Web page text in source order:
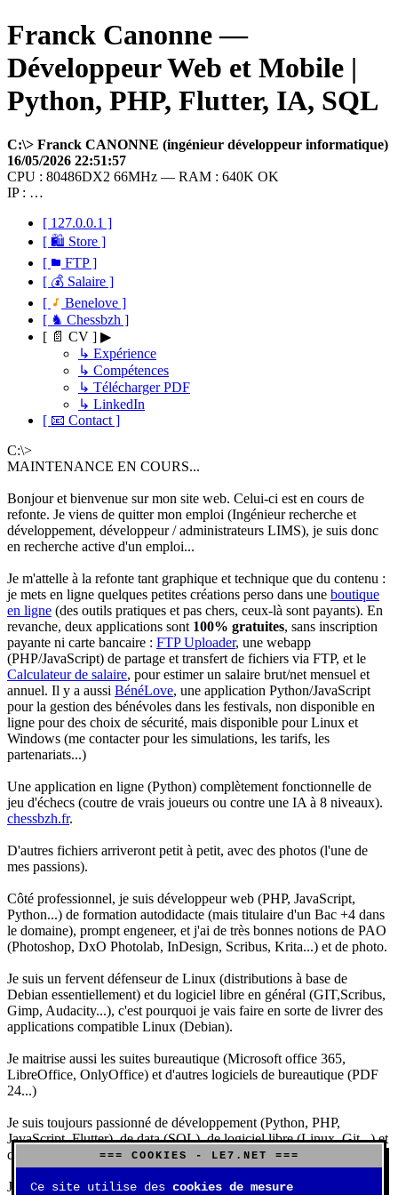
Franck Canonne —
Développeur Web et Mobile |
Python, PHP, Flutter, IA, SQL
C:\> Franck CANONNE (ingénieur développeur informatique)
16/05/2026 22:51:57
CPU : 80486DX2 66MHz — RAM : 640K OK
IP : …
[ 127.0.0.1 ]
[ 🛍 Store ]
[
FTP ]
[ 💰 Salaire ]
[
Benelove ]
[ ♞ Chessbzh ]
[ 📄 CV ] ▶
↳ Expérience
↳ Compétences
↳ Télécharger PDF
↳ LinkedIn
[ 📧 Contact ]
C:\>
MAINTENANCE EN COURS...
Bonjour et bienvenue sur mon site web. Celui-ci est en cours de
refonte. Je viens de quitter mon emploi (Ingénieur recherche et
développement, développeur / administrateurs LIMS), je suis donc
en recherche active d'un emploi...
Je m'attelle à la refonte tant graphique et technique que du contenu :
je mets en ligne quelques petites créations perso dans une boutique
en ligne (des outils pratiques et pas chers, ceux-là sont payants). En
revanche, deux applications sont 100% gratuites, sans inscription
payante ni carte bancaire : FTP Uploader, une webapp
(PHP/JavaScript) de partage et transfert de fichiers via FTP, et le
Calculateur de salaire, pour estimer un salaire brut/net mensuel et
annuel. Il y a aussi BénéLove, une application Python/JavaScript
pour la gestion des bénévoles dans les festivals, non disponible en
ligne pour des choix de sécurité, mais disponible pour Linux et
Windows (me contacter pour les simulations, les tarifs, les
partenariats...)
Une application en ligne (Python) complètement fonctionnelle de
jeu d'échecs (coutre de vrais joueurs ou contre une IA à 8 niveaux).
chessbzh.fr.
D'autres fichiers arriveront petit à petit, avec des photos (l'une de
mes passions).
Côté professionnel, je suis développeur web (PHP, JavaScript,
Python...) de formation autodidacte (mais titulaire d'un Bac +4 dans
le domaine), prompt engeneer, et j'ai de très bonnes notions de PAO
(Photoshop, DxO Photolab, InDesign, Scribus, Krita...) et de photo.
Je suis un fervent défenseur de Linux (distributions à base de
Debian essentiellement) et du logiciel libre en général (GIT,Scribus,
Gimp, Audacity...), c'est pourquoi je vais faire en sorte de livrer des
applications compatible Linux (Debian).
Je maitrise aussi les suites bureautique (Microsoft office 365,
LibreOffice, OnlyOffice) et d'autres logiciels de bureautique (PDF
24...)
Je suis toujours passionné de développement (Python, PHP,
JavaScript, Flutter), de data (SQL), de logiciel libre (Linux, Git...) et
d'IA (principalement Claude et DeepSeek).
J'aime jouer, surtout aux jeux de sociétés (Risk, Uno, Scrabble...),
=== COOKIES - LE7.NET ===
Ce site utilise des cookies de mesure